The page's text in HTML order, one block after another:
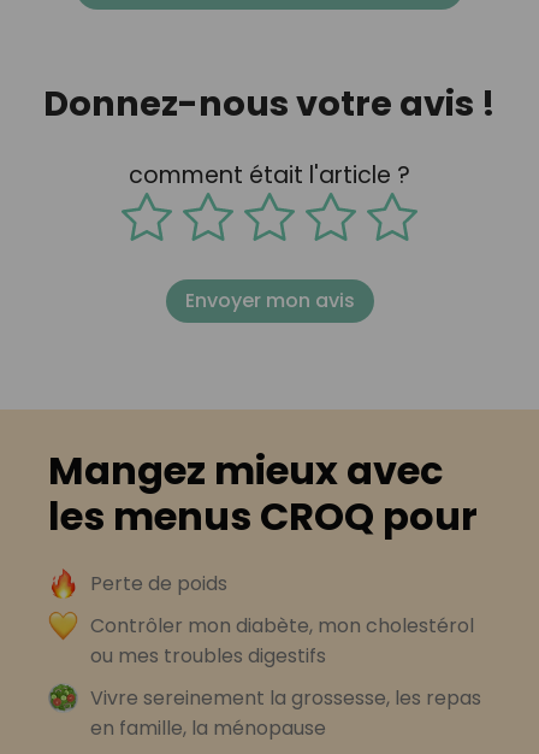
Donnez-nous votre avis !
comment était l'article ?
Envoyer mon avis
Mangez mieux avec
les menus CROQ pour
Perte de poids
Contrôler mon diabète, mon cholestérol
ou mes troubles digestifs
Vivre sereinement la grossesse, les repas
en famille, la ménopause